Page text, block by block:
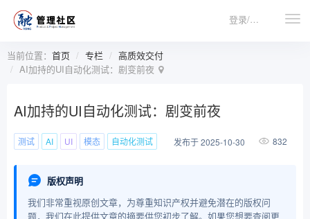
登录/注册
当前位置： 首页 专栏
高质效交付
AI加持的UI自动化测试：剧变前夜
AI加持的UI自动化测试：剧变前夜
测试 AI UI 模态 自动化测试 发布于 2025-10-30 832
版权声明
我们非常重视原创文章，为尊重知识产权并避免潜在的版权问
题，我们在此提供文章的摘要供您初步了解。如果您想要查阅更